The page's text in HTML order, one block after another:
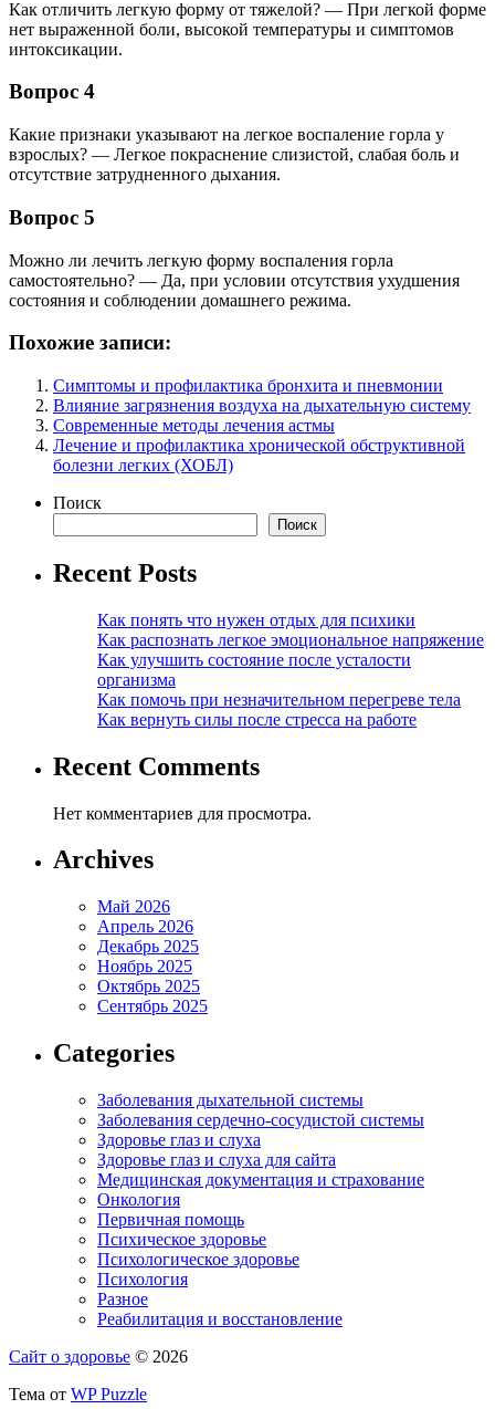
Как отличить легкую форму от тяжелой? — При легкой форме
нет выраженной боли, высокой температуры и симптомов
интоксикации.
Вопрос 4
Какие признаки указывают на легкое воспаление горла у
взрослых? — Легкое покраснение слизистой, слабая боль и
отсутствие затрудненного дыхания.
Вопрос 5
Можно ли лечить легкую форму воспаления горла
самостоятельно? — Да, при условии отсутствия ухудшения
состояния и соблюдении домашнего режима.
Похожие записи:
Симптомы и профилактика бронхита и пневмонии
Влияние загрязнения воздуха на дыхательную систему
Современные методы лечения астмы
Лечение и профилактика хронической обструктивной
болезни легких (ХОБЛ)
Поиск
Поиск
Recent Posts
Как понять что нужен отдых для психики
Как распознать легкое эмоциональное напряжение
Как улучшить состояние после усталости
организма
Как помочь при незначительном перегреве тела
Как вернуть силы после стресса на работе
Recent Comments
Нет комментариев для просмотра.
Archives
Май 2026
Апрель 2026
Декабрь 2025
Ноябрь 2025
Октябрь 2025
Сентябрь 2025
Categories
Заболевания дыхательной системы
Заболевания сердечно-сосудистой системы
Здоровье глаз и слуха
Здоровье глаз и слуха для сайта
Медицинская документация и страхование
Онкология
Первичная помощь
Психическое здоровье
Психологическое здоровье
Психология
Разное
Реабилитация и восстановление
Сайт о здоровье © 2026
Тема от WP Puzzle